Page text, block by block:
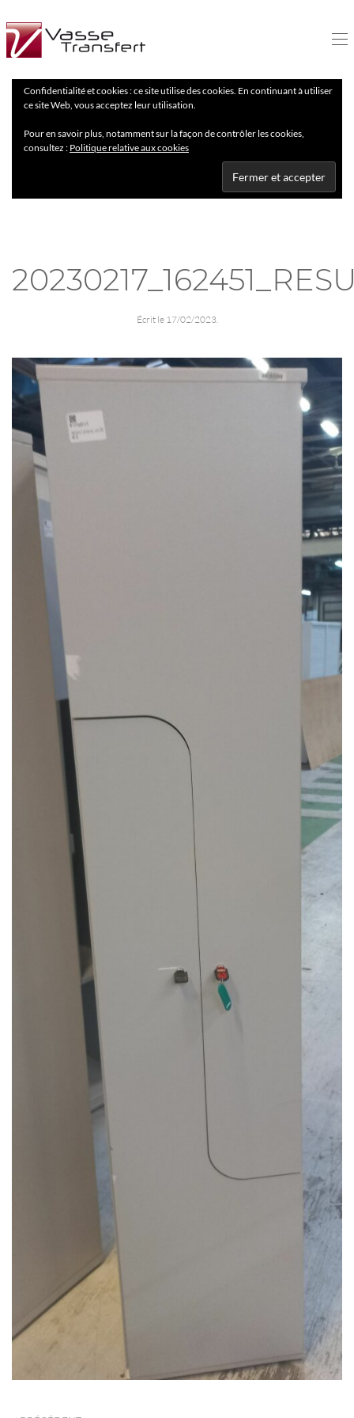
Confidentialité et cookies : ce site utilise des cookies. En continuant à utiliser
ce site Web, vous acceptez leur utilisation.
Pour en savoir plus, notamment sur la façon de contrôler les cookies,
consultez : Politique relative aux cookies
Écrit le 17/02/2023.